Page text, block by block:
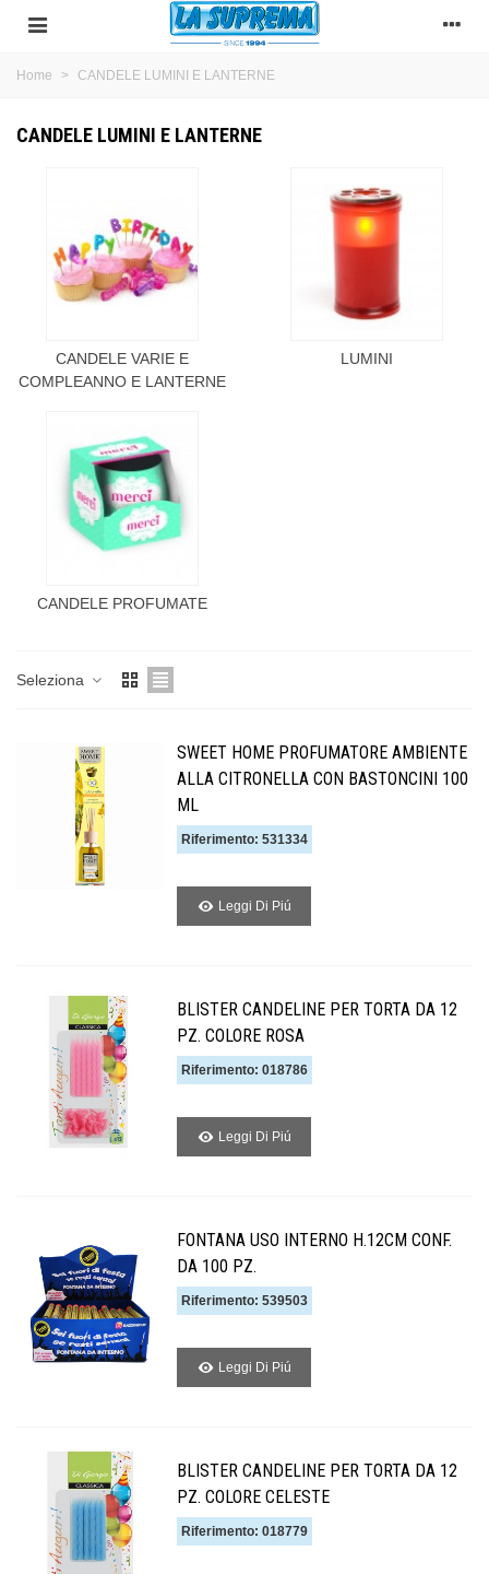
Home > CANDELE LUMINI E LANTERNE
CANDELE LUMINI E LANTERNE
CANDELE VARIE E
COMPLEANNO E LANTERNE
LUMINI
CANDELE PROFUMATE
Seleziona
SWEET HOME PROFUMATORE AMBIENTE
ALLA CITRONELLA CON BASTONCINI 100
ML
Riferimento: 531334
Leggi Di Piú
BLISTER CANDELINE PER TORTA DA 12
PZ. COLORE ROSA
Riferimento: 018786
Leggi Di Piú
FONTANA USO INTERNO H.12CM CONF.
DA 100 PZ.
Riferimento: 539503
Leggi Di Piú
BLISTER CANDELINE PER TORTA DA 12
PZ. COLORE CELESTE
Riferimento: 018779